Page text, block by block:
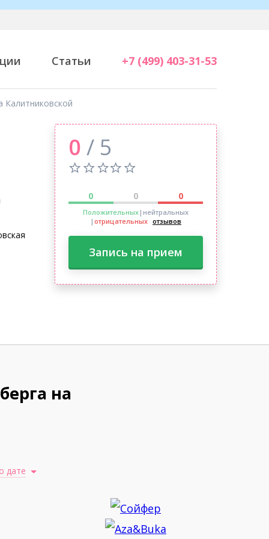
Статьи +7 (499) 403-31-53
Калитниковской
0 / 5
0 0 0
Положительных|нейтральных
| отрицательных отзывов
Запись на прием
на
дате